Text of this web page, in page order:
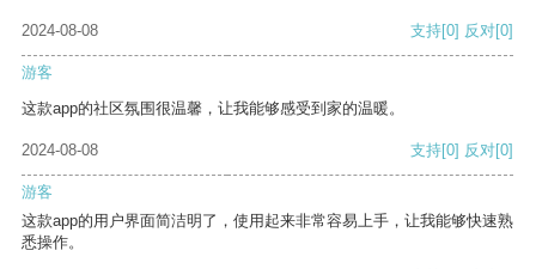
2024-08-08 支持[0] 反对[0]
游客
这款app的社区氛围很温馨，让我能够感受到家的温暖。
2024-08-08 支持[0] 反对[0]
游客
这款app的用户界面简洁明了，使用起来非常容易上手，让我能够快速熟
悉操作。